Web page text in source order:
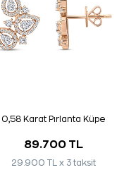
0,58 Karat Pırlanta Küpe
89.700 TL
29.900 TL x 3 taksit